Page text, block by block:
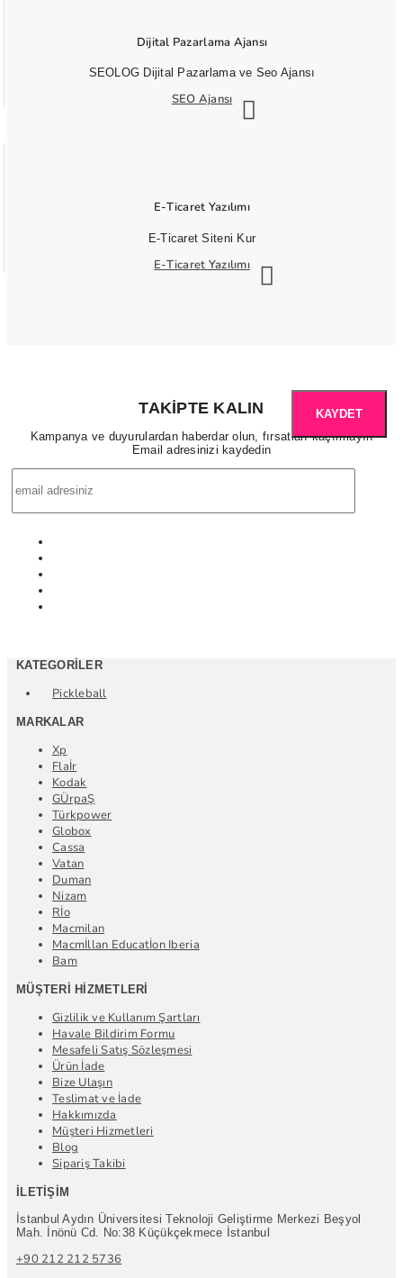
Dijital Pazarlama Ajansı
SEOLOG Dijital Pazarlama ve Seo Ajansı
SEO Ajansı
E-Ticaret Yazılımı
E-Ticaret Siteni Kur
E-Ticaret Yazılımı
TAKIPTE KALIN
Kampanya ve duyurulardan haberdar olun, fırsatları kaçırmayın
Email adresinizi kaydedin
KAYDET
KATEGORILER
Pickleball
MARKALAR
Xp
Flaİr
Kodak
GÜrpaŞ
Türkpower
Globox
Cassa
Vatan
Duman
Nizam
Rİo
Macmilan
Macmİllan Educatİon Iberia
Bam
MÜŞTERI HIZMETLERI
Gizlilik ve Kullanım Şartları
Havale Bildirim Formu
Mesafeli Satış Sözleşmesi
Ürün İade
Bize Ulaşın
Teslimat ve İade
Hakkımızda
Müşteri Hizmetleri
Blog
Sipariş Takibi
İLETIŞIM
İstanbul Aydın Üniversitesi Teknoloji Geliştirme Merkezi Beşyol
Mah. İnönü Cd. No:38 Küçükçekmece İstanbul
+90 212 212 5736